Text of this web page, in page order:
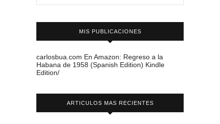
MIS PUBLICACIONES
carlosbua.com En Amazon: Regreso a la
Habana de 1958 (Spanish Edition) Kindle
Edition/
ARTICULOS MAS RECIENTES